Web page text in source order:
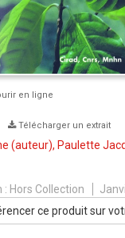
en ligne
Télécharger un extrait
(auteur), Paulette
: Hors Collection
ce produit sur